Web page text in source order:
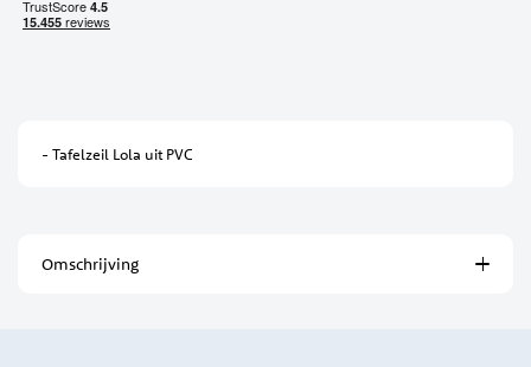
- Tafelzeil Lola uit PVC
Omschrijving